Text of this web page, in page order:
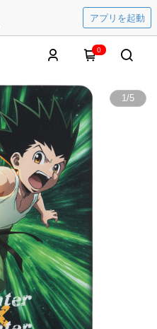
アプリを起動
0
1/5